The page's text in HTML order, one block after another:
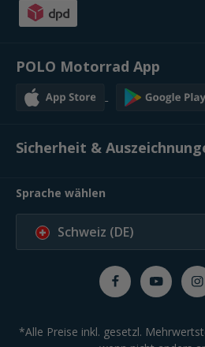
POLO Motorrad App
Sicherheit &
Sprache wählen
Schweiz (DE)
*Alle Preise inkl. gesetzl.